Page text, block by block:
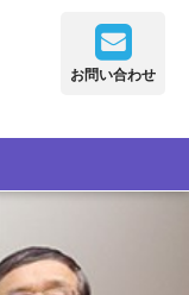
お問い合わせ